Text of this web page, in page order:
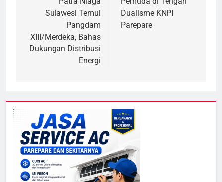
Sulawesi Temui
Pangdam
XIII/Merdeka, Bahas
Dukungan Distribusi
Energi
Dualisme KNPI
Parepare